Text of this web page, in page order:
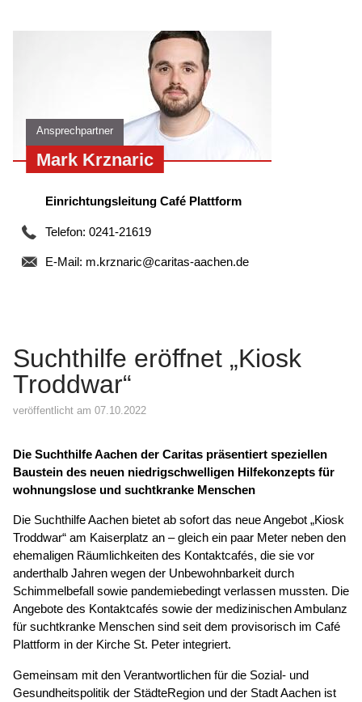
Suchthilfe eröffnet „Kiosk
Troddwar“
veröffentlicht am 07.10.2022
Die Suchthilfe Aachen der Caritas präsentiert speziellen
Baustein des neuen niedrigschwelligen Hilfekonzepts für
wohnungslose und suchtkranke Menschen
Die Suchthilfe Aachen bietet ab sofort das neue Angebot „Kiosk
Troddwar“ am Kaiserplatz an – gleich ein paar Meter neben den
ehemaligen Räumlichkeiten des Kontaktcafés, die sie vor
anderthalb Jahren wegen der Unbewohnbarkeit durch
Schimmelbefall sowie pandemiebedingt verlassen mussten. Die
Angebote des Kontaktcafés sowie der medizinischen Ambulanz
für suchtkranke Menschen sind seit dem provisorisch im Café
Plattform in der Kirche St. Peter integriert.
Gemeinsam mit den Verantwortlichen für die Sozial- und
Gesundheitspolitik der StädteRegion und der Stadt Aachen ist
Ansprechpartner
Mark Krznaric
Einrichtungsleitung Café Plattform
Telefon: 0241-21619
E-Mail: m.krznaric@caritas-aachen.de